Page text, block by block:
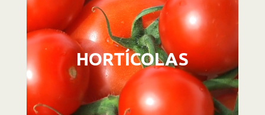
de
vídeo
HORTÍCOLAS